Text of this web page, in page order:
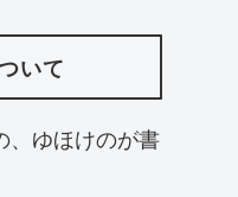
いて
、ゆほけのが書